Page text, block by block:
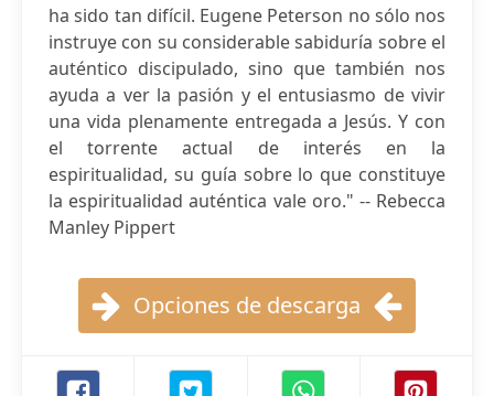
ha sido tan difícil. Eugene Peterson no sólo nos
instruye con su considerable sabiduría sobre el
auténtico discipulado, sino que también nos
ayuda a ver la pasión y el entusiasmo de vivir
una vida plenamente entregada a Jesús. Y con
el torrente actual de interés en la
espiritualidad, su guía sobre lo que constituye
la espiritualidad auténtica vale oro." -- Rebecca
Manley Pippert
Opciones de descarga